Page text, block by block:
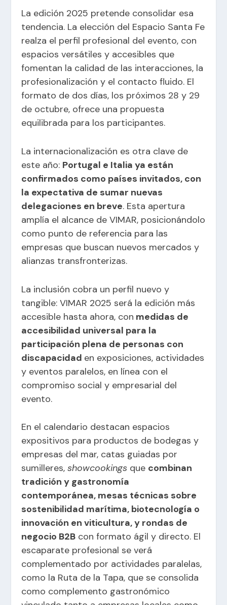
La edición 2025 pretende consolidar esa
tendencia. La elección del Espacio Santa Fe
realza el perfil profesional del evento, con
espacios versátiles y accesibles que
fomentan la calidad de las interacciones, la
profesionalización y el contacto fluido. El
formato de dos días, los próximos 28 y 29
de octubre, ofrece una propuesta
equilibrada para los participantes.
La internacionalización es otra clave de
este año: Portugal e Italia ya están
confirmados como países invitados, con
la expectativa de sumar nuevas
delegaciones en breve. Esta apertura
amplía el alcance de VIMAR, posicionándolo
como punto de referencia para las
empresas que buscan nuevos mercados y
alianzas transfronterizas.
La inclusión cobra un perfil nuevo y
tangible: VIMAR 2025 será la edición más
accesible hasta ahora, con medidas de
accesibilidad universal para la
participación plena de personas con
discapacidad en exposiciones, actividades
y eventos paralelos, en línea con el
compromiso social y empresarial del
evento.
En el calendario destacan espacios
expositivos para productos de bodegas y
empresas del mar, catas guiadas por
sumilleres,showcookings que combinan
tradición y gastronomía
contemporánea, mesas técnicas sobre
sostenibilidad marítima, biotecnología o
innovación en viticultura, y rondas de
negocio B2B con formato ágil y directo. El
escaparate profesional se verá
complementado por actividades paralelas,
como la Ruta de la Tapa, que se consolida
como complemento gastronómico